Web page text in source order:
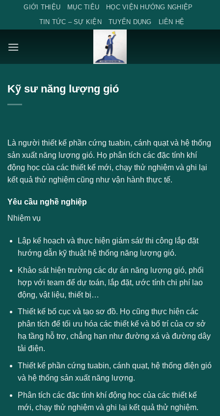
content
GIỚI THIỆU MỤC TIÊU
HỌC VIỆN HƯỚNG NGHIỆP
TIN TỨC – SỰ KIỆN
TUYỂN DỤNG LIÊN HỆ
Kỹ sư năng lượng gió
Là người thiết kế phần cứng tuabin, cánh quạt và hệ thống
sản xuất năng lượng gió. Họ phân tích các đặc tính khí
động học của các thiết kế mới, chạy thử nghiệm và ghi lại
kết quả thử nghiệm cũng như vận hành thực tế.
Yêu cầu nghề nghiệp
Nhiệm vụ
Lập kế hoạch và thực hiện giám sát/ thi công lắp đặt
hướng dẫn kỹ thuật hệ thống năng lượng gió.
Khảo sát hiện trường các dự án năng lượng gió, phối
hợp với team để dự toán, lắp đặt, ước tính chi phí lao
động, vật liệu, thiết bị…
Thiết kế bố cục và tạo sơ đồ. Họ cũng thực hiện các
phân tích để tối ưu hóa các thiết kế và bố trí của cơ sở
hạ tầng hỗ trợ, chẳng hạn như đường xá và đường dây
tải điện.
Thiết kế phần cứng tuabin, cánh quạt, hệ thống điện gió
và hệ thống sản xuất năng lượng.
Phân tích các đặc tính khí động học của các thiết kế
mới, chạy thử nghiệm và ghi lại kết quả thử nghiệm.